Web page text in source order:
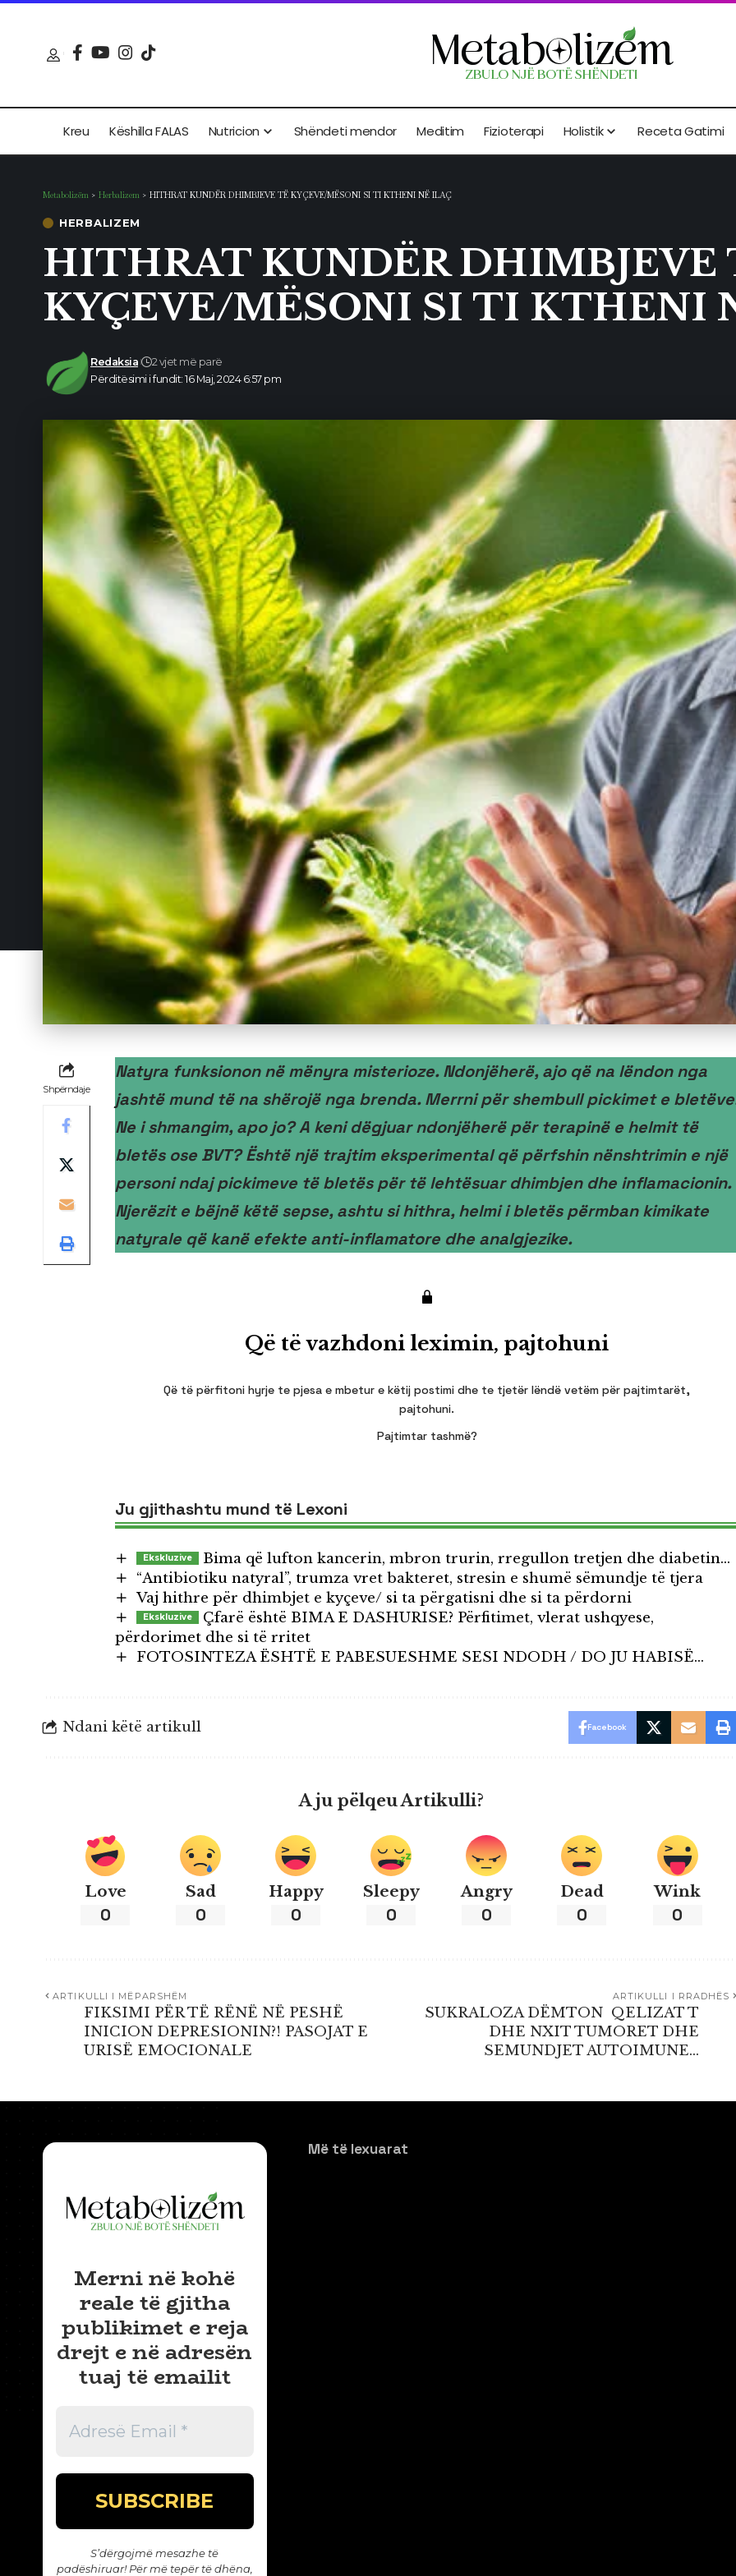
Kreu Këshilla FALAS Nutricion Shëndeti mendor Meditim Fizioterapi Holistik Receta Gatimi
Metabolizëm > Herbalizem > HITHRAT KUNDËR DHIMBJEVE TË KYÇEVE/MËSONI SI TI KTHENI NË ILAÇ
HERBALIZEM
HITHRAT KUNDËR DHIMBJEVE
KYÇEVE/MËSONI SI TI KTHENI
Përditësimi i fundit: 16 Maj, 2024 6:57 pm
Redaksia 2 vjet më parë
Shpërndaje
Natyra funksionon në mënyra misterioze. Ndonjëherë, ajo që na lëndon nga
jashtë mund të na shërojë nga brenda. Merrni për shembull pickimet e
Ne i shmangim, apo jo? A keni dëgjuar ndonjëherë për terapinë e helmit të
bletës ose BVT? Është një trajtim eksperimental që përfshin nënshtrimin e një
personi ndaj pickimeve të bletës për të lehtësuar dhimbjen dhe inflamacionin.
Njerëzit e bëjnë këtë sepse, ashtu si hithra, helmi i bletës përmban kimikate
natyrale që kanë efekte anti-inflamatore dhe analgjezike.
Që të vazhdoni leximin, pajtohuni
Që të përfitoni hyrje te pjesa e mbetur e këtij postimi dhe te tjetër lëndë vetëm për pajtimtarët,
pajtohuni.
Pajtimtar tashmë?
Ju gjithashtu mund të Lexoni
Bima që lufton kancerin, mbron trurin, rregullon tretjen dhe diabetin…
“Antibiotiku natyral”, trumza vret bakteret, stresin e shumë sëmundje të tjera
Vaj hithre për dhimbjet e kyçeve/ si ta përgatisni dhe si ta përdorni
Çfarë është BIMA E DASHURISE? Përfitimet, vlerat ushqyese,
përdorimet dhe si të rritet
FOTOSINTEZA ËSHTË E PABESUESHME SESI NDODH / DO JU HABISË…
Ndani këtë artikull Facebook
A ju pëlqeu Artikulli?
Love
0
Sad
0
Happy
0
Sleepy
0
Angry
0
Dead
0
Wink
0
ARTIKULLI I MËPARSHËM
FIKSIMI PËR TË RËNË NË PESHË
INICION DEPRESIONIN?! PASOJAT E
URISË EMOCIONALE
ARTIKULLI I RRADHËS
SUKRALOZA DËMTON QELIZAT T
DHE NXIT TUMORET DHE
SEMUNDJET AUTOIMUNE…
Merni në kohë
reale të gjitha
publikimet e reja
drejt e në adresën
tuaj të emailit
S’dërgojmë mesazhe të
padëshiruar! Për më tepër të dhëna,
Më të lexuarat